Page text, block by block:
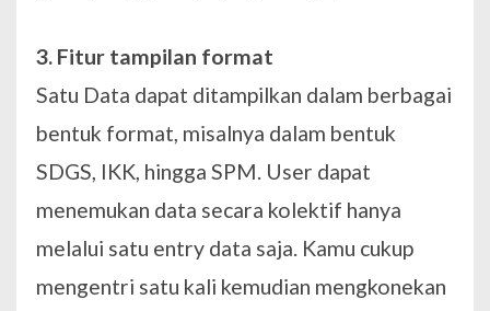
3. Fitur tampilan format
Satu Data dapat ditampilkan dalam berbagai
bentuk format, misalnya dalam bentuk
SDGS, IKK, hingga SPM. User dapat
menemukan data secara kolektif hanya
melalui satu entry data saja. Kamu cukup
mengentri satu kali kemudian mengkonekan